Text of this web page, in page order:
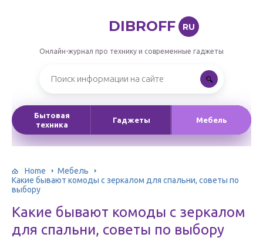
DIBROFF RU
Онлайн-журнал про технику и современные гаджеты
Бытовая
техника
Гаджеты Мебель
Home
Мебель
Какие бывают комоды с зеркалом для спальни, советы по
выбору
Какие бывают комоды с зеркалом
для спальни, советы по выбору